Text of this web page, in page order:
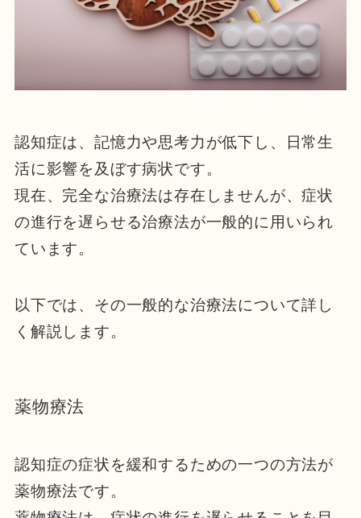
認知症は、記憶力や思考力が低下し、日常生
活に影響を及ぼす病状です。
現在、完全な治療法は存在しませんが、症状
の進行を遅らせる治療法が一般的に用いられ
ています。
以下では、その一般的な治療法について詳し
く解説します。
薬物療法
認知症の症状を緩和するための一つの方法が
薬物療法です。